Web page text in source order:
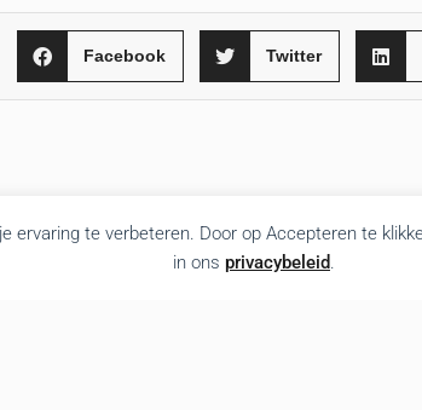
ervaring te verbeteren. Door op Accepteren te
in ons privacybeleid.
Facebook Twitter